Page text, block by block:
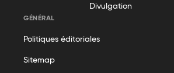
Divulgation
GÉNÉRAL
Politiques éditoriales
Sitemap